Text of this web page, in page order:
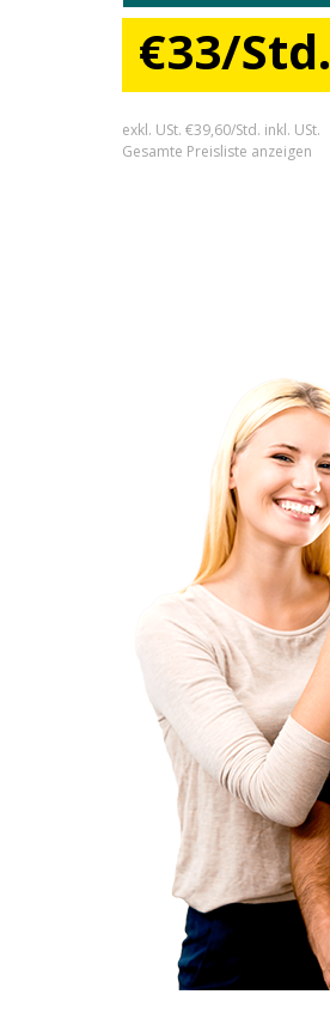
€33/Std.
exkl. USt. €39,60/Std. inkl. USt.
Gesamte Preisliste anzeigen